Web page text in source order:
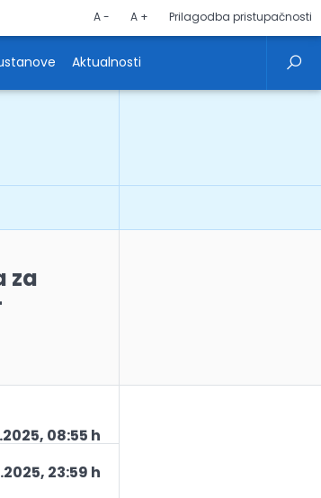
A - A + Prilagodba pristupačnosti
Aktualnosti
za
08:55 h
23:59 h